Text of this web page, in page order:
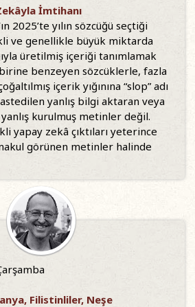
İmtihanı
2025’te yılın sözcüğü seçtiği
ve genellikle büyük miktarda
üretilmiş içeriği tanımlamak
benzeyen sözcüklerle, fazla
içerik yığınına “slop” adı
yanlış bilgi aktaran veya
kurulmuş metinler değil.
yapay zekâ çıktıları yeterince
görünen metinler halinde
Filistinliler, Neşe